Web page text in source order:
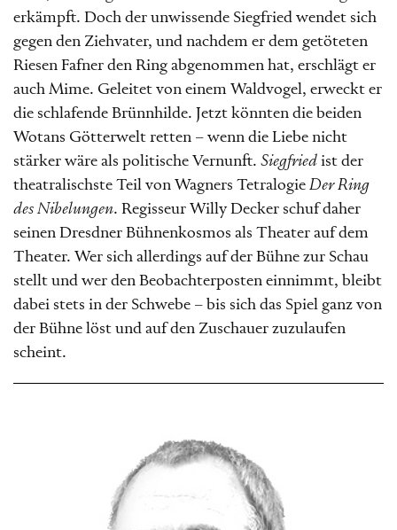
erkämpft. Doch der unwissende Siegfried wendet sich
gegen den Ziehvater, und nachdem er dem getöteten
Riesen Fafner den Ring abgenommen hat, erschlägt er
auch Mime. Geleitet von einem Waldvogel, erweckt er
die schlafende Brünnhilde. Jetzt könnten die beiden
Wotans Götterwelt retten – wenn die Liebe nicht
stärker wäre als politische Vernunft. Siegfried ist der
theatralischste Teil von Wagners Tetralogie Der Ring
des Nibelungen. Regisseur Willy Decker schuf daher
seinen Dresdner Bühnenkosmos als Theater auf dem
Theater. Wer sich allerdings auf der Bühne zur Schau
stellt und wer den Beobachterposten einnimmt, bleibt
dabei stets in der Schwebe – bis sich das Spiel ganz von
der Bühne löst und auf den Zuschauer zuzulaufen
scheint.